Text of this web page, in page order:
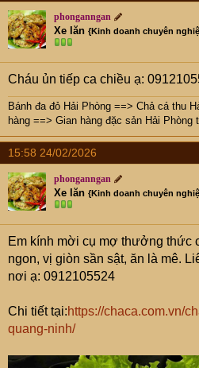
phonganngan
Xe lăn {Kinh doanh chuyên
Cháu ủn tiếp ca chiều ạ:
Bánh đa đỏ Hải Phòng ==> Chả cá thu
hàng ==> Gian hàng đặc sản Hải Phòng
15:58 24/02/2026
phonganngan
Xe lăn {Kinh doanh chuyên
Em kính mời cụ mợ thưởng thức
ngon, vị giòn sần sật, ăn là mê.
nơi ạ: 0912105524
Chi tiết tại:https://chaca.com.vn/
quang-ninh/